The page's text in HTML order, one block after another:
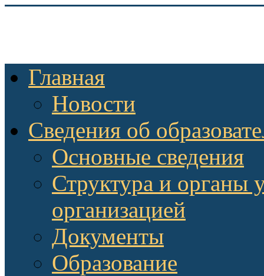
Главная
Новости
Сведения об
Основные сведения
Структура и органы
организацией
Документы
Образование